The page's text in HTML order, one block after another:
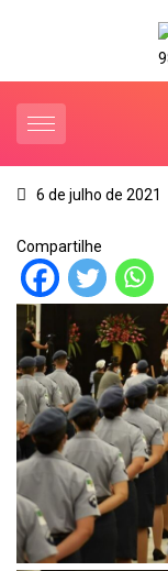
6 de julho de 2021
Compartilhe